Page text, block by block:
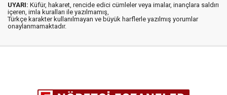
UYARI: Küfür, hakaret, rencide edici cümleler veya imalar, inançlara saldırı
içeren, imla kuralları ile yazılmamış,
Türkçe karakter kullanılmayan ve büyük harflerle yazılmış yorumlar
onaylanmamaktadır.